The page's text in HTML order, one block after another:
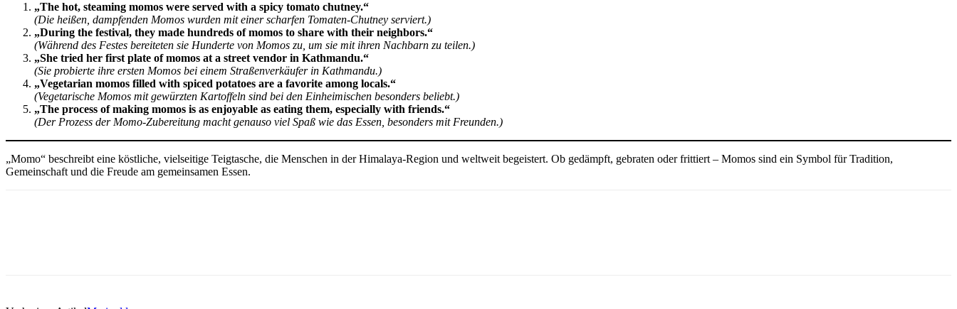
„The hot, steaming momos were served with a spicy tomato chutney.“
(Die heißen, dampfenden Momos wurden mit einer scharfen Tomaten-Chutney serviert.)
„During the festival, they made hundreds of momos to share with their neighbors.“
(Während des Festes bereiteten sie Hunderte von Momos zu, um sie mit ihren Nachbarn zu teilen.)
„She tried her first plate of momos at a street vendor in Kathmandu.“
(Sie probierte ihre ersten Momos bei einem Straßenverkäufer in Kathmandu.)
„Vegetarian momos filled with spiced potatoes are a favorite among locals.“
(Vegetarische Momos mit gewürzten Kartoffeln sind bei den Einheimischen besonders beliebt.)
„The process of making momos is as enjoyable as eating them, especially with friends.“
(Der Prozess der Momo-Zubereitung macht genauso viel Spaß wie das Essen, besonders mit Freunden.)
„Momo“ beschreibt eine köstliche, vielseitige Teigtasche, die Menschen in der Himalaya-Region und weltweit begeistert. Ob gedämpft, gebraten oder frittiert – Momos sind ein Symbol für Tradition,
Gemeinschaft und die Freude am gemeinsamen Essen.